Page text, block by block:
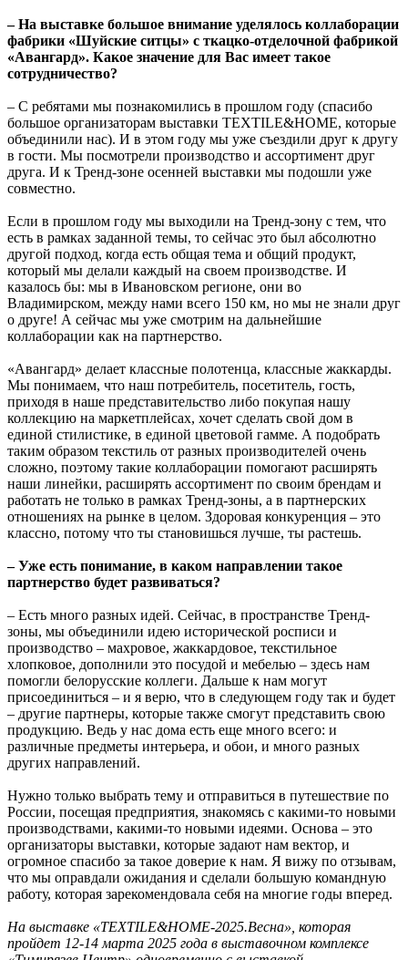
– На выставке большое внимание уделялось коллаборации
фабрики «Шуйские ситцы» с ткацко-отделочной фабрикой
«Авангард». Какое значение для Вас имеет такое
сотрудничество?
– С ребятами мы познакомились в прошлом году (спасибо
большое организаторам выставки TEXTILE&HOME, которые
объединили нас). И в этом году мы уже съездили друг к другу
в гости. Мы посмотрели производство и ассортимент друг
друга. И к Тренд-зоне осенней выставки мы подошли уже
совместно.
Если в прошлом году мы выходили на Тренд-зону с тем, что
есть в рамках заданной темы, то сейчас это был абсолютно
другой подход, когда есть общая тема и общий продукт,
который мы делали каждый на своем производстве. И
казалось бы: мы в Ивановском регионе, они во
Владимирском, между нами всего 150 км, но мы не знали друг
о друге! А сейчас мы уже смотрим на дальнейшие
коллаборации как на партнерство.
«Авангард» делает классные полотенца, классные жаккарды.
Мы понимаем, что наш потребитель, посетитель, гость,
приходя в наше представительство либо покупая нашу
коллекцию на маркетплейсах, хочет сделать свой дом в
единой стилистике, в единой цветовой гамме. А подобрать
таким образом текстиль от разных производителей очень
сложно, поэтому такие коллаборации помогают расширять
наши линейки, расширять ассортимент по своим брендам и
работать не только в рамках Тренд-зоны, а в партнерских
отношениях на рынке в целом. Здоровая конкуренция – это
классно, потому что ты становишься лучше, ты растешь.
– Уже есть понимание, в каком направлении такое
партнерство будет развиваться?
– Есть много разных идей. Сейчас, в пространстве Тренд-
зоны, мы объединили идею исторической росписи и
производство – махровое, жаккардовое, текстильное
хлопковое, дополнили это посудой и мебелью – здесь нам
помогли белорусские коллеги. Дальше к нам могут
присоединиться – и я верю, что в следующем году так и будет
– другие партнеры, которые также смогут представить свою
продукцию. Ведь у нас дома есть еще много всего: и
различные предметы интерьера, и обои, и много разных
других направлений.
Нужно только выбрать тему и отправиться в путешествие по
России, посещая предприятия, знакомясь с какими-то новыми
производствами, какими-то новыми идеями. Основа – это
организаторы выставки, которые задают нам вектор, и
огромное спасибо за такое доверие к нам. Я вижу по отзывам,
что мы оправдали ожидания и сделали большую командную
работу, которая зарекомендовала себя на многие годы вперед.
На выставке «TEXTILE&HOME-2025.Весна», которая
пройдет 12-14 марта 2025 года в выставочном комплексе